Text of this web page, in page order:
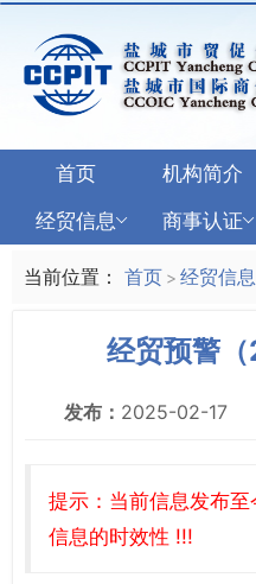
首页 机构简介
经贸信息
商事认证
当前位置： 首页 > 经贸信息
经贸预警
发布： 2025-02-17
提示：当前信息发布
信息的时效性 !!!